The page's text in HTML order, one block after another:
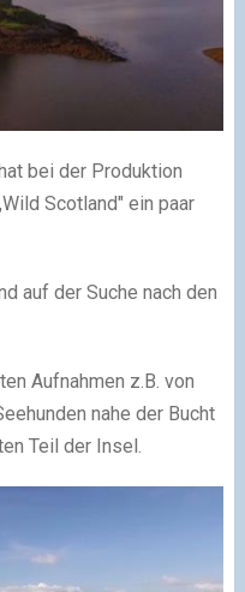
bei der Produktion
Scotland" ein paar
auf der Suche nach den
Aufnahmen z.B. von
nahe der Bucht
Teil der Insel.